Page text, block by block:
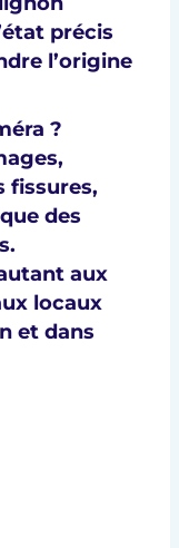
précis
l’origine
?
fissures,
des
aux
locaux
et dans